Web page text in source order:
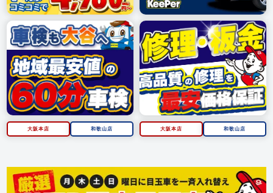
大阪本店 和歌山店 大阪本店 和歌山店